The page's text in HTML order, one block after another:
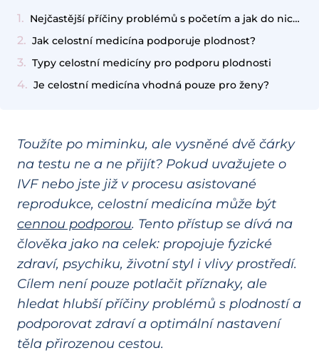
Nejčastější příčiny problémů s početím a jak do nich zapojit celostní medicínu
Jak celostní medicína podporuje plodnost?
Typy celostní medicíny pro podporu plodnosti
Je celostní medicína vhodná pouze pro ženy?
Toužíte po miminku, ale vysněné dvě čárky
na testu ne a ne přijít? Pokud uvažujete o
IVF nebo jste již v procesu asistované
reprodukce, celostní medicína může být
cennou podporou. Tento přístup se dívá na
člověka jako na celek: propojuje fyzické
zdraví, psychiku, životní styl i vlivy prostředí.
Cílem není pouze potlačit příznaky, ale
hledat hlubší příčiny problémů s plodností a
podporovat zdraví a optimální nastavení
těla přirozenou cestou.